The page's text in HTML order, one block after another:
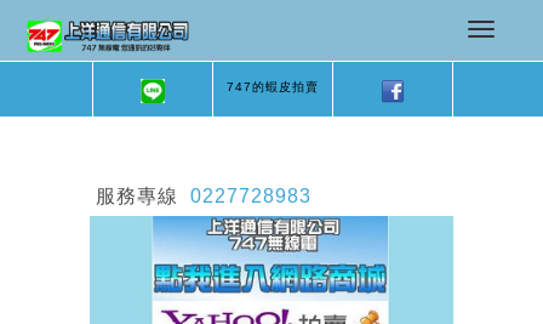
747的蝦皮拍賣
服務專線 0227728983